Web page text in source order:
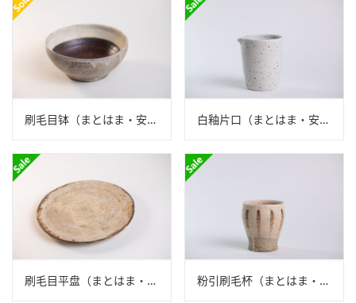
刷毛目钵（まとはま・安竹）N24B453 白釉片口（まとはま・安竹）N24B454